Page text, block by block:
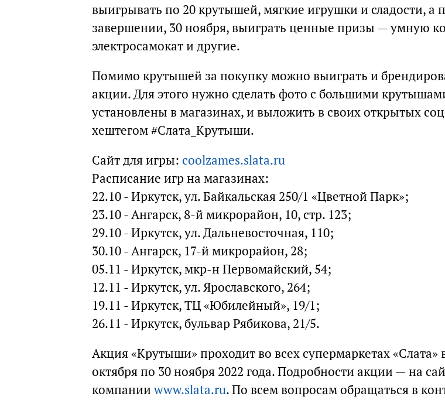
выигрывать по 20 крутышей, мягкие игрушки и сладости, а
завершении, 30 ноября, выиграть ценные призы — умную
электросамокат и другие.
Помимо крутышей за покупку можно выиграть и
акции. Для этого нужно сделать фото с большими
установлены в магазинах, и выложить в своих открытых
хештегом #Слата_Крутыши.
Сайт для игры: coolzames.slata.ru
Расписание игр на магазинах:
22.10 - Иркутск, ул. Байкальская 250/1 «Цветной Парк»;
23.10 - Ангарск, 8-й микрорайон, 10, стр. 123;
29.10 - Иркутск, ул. Дальневосточная, 110;
30.10 - Ангарск, 17-й микрорайон, 28;
05.11 - Иркутск, мкр-н Первомайский, 54;
12.11 - Иркутск, ул. Ярославского, 264;
19.11 - Иркутск, ТЦ «Юбилейный», 19/1;
26.11 - Иркутск, бульвар Рябикова, 21/5.
Акция «Крутыши» проходит во всех супермаркетах «Слата»
октября по 30 ноября 2022 года. Подробности акции — на
компанииwww.slata.ru. По всем вопросам обращаться в